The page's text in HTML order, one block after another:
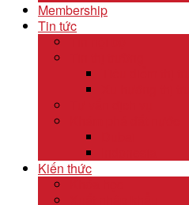
Membership
Tin tức
Kiến thức